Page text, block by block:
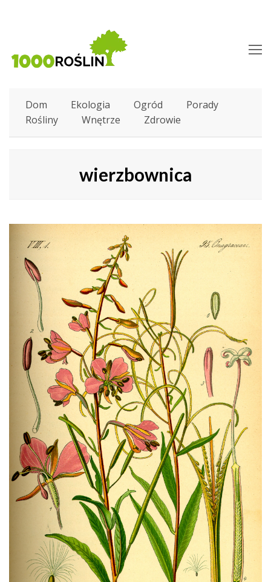
Dom Ekologia Ogród
Porady
Rośliny
Wnętrze Zdrowie
wierzbownica